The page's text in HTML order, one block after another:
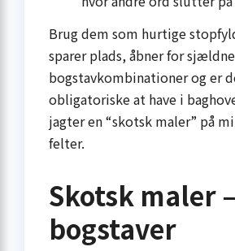
Brug dem som hurtige
sparer plads, åbner for sjældne
bogstavkombinationer og er
obligatoriske at have i
jagter en “skotsk maler” på
felter.
Skotsk maler
bogstaver